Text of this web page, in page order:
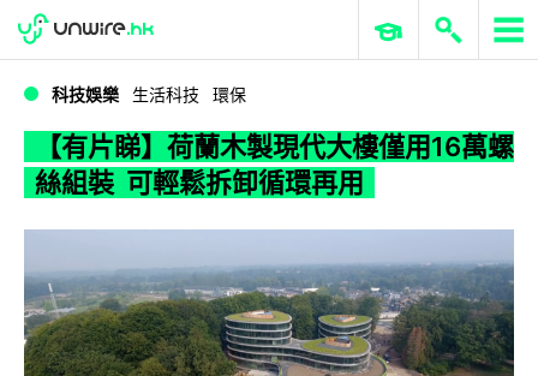
WWDC 2026 ERP 與商業 AI
科技娛樂 生活科技 環保
【有片睇】荷蘭木製現代大樓僅用16萬螺
絲組裝 可輕鬆拆卸循環再用